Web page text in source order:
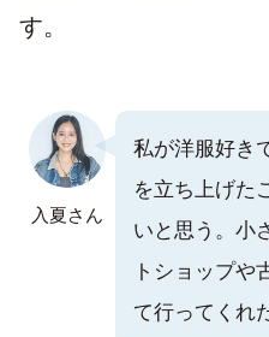
す。
入夏さん
私が洋服好き
を立ち上げた
いと思う。小
トショップや
て行ってくれ